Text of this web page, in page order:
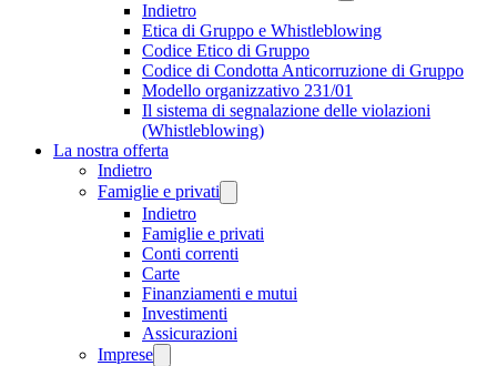
Indietro
Etica di Gruppo e Whistleblowing
Codice Etico di Gruppo
Codice di Condotta Anticorruzione di Gruppo
Modello organizzativo 231/01
Il sistema di segnalazione delle violazioni
(Whistleblowing)
La nostra offerta
Indietro
Famiglie e privati
Indietro
Famiglie e privati
Conti correnti
Carte
Finanziamenti e mutui
Investimenti
Assicurazioni
Imprese